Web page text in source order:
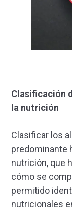
Clasificación
la nutrición
Clasificar los
predominante
nutrición, que
cómo se
permitido
nutricionales